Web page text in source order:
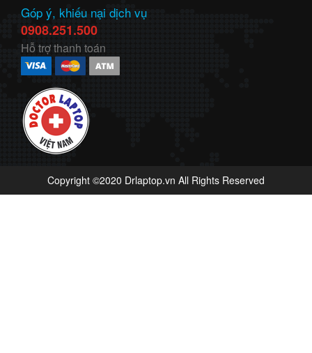
Góp ý, khiếu nại dịch vụ
0908.251.500
Hỗ trợ thanh toán
Copyright ©2020 Drlaptop.vn All Rights Reserved